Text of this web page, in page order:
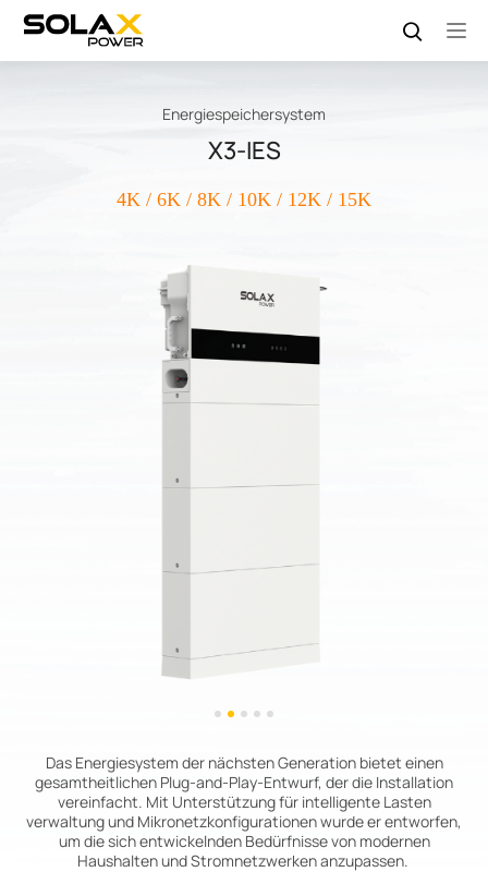
Energiespeichersystem
X3-IES
4K / 6K / 8K / 10K / 12K / 15K
Das Energiesystem der nächsten Generation bietet einen
gesamtheitlichen Plug-and-Play-Entwurf, der die Installation
vereinfacht. Mit Unterstützung für intelligente Lasten
verwaltung und Mikronetzkonfigurationen wurde er entworfen,
um die sich entwickelnden Bedürfnisse von modernen
Haushalten und Stromnetzwerken anzupassen.